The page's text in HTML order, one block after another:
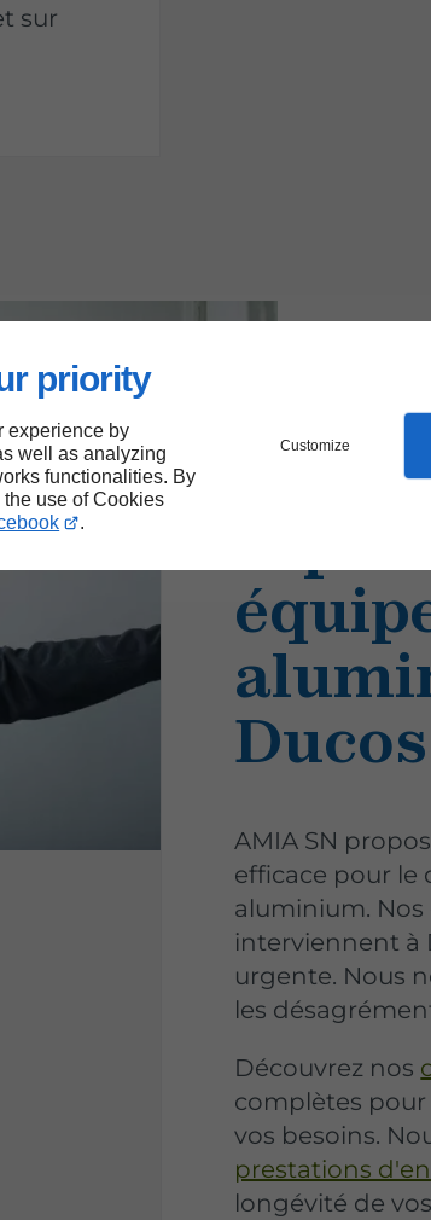
priority
experience by
well as analyzing
functionalities. By
use of Cookies
.
Customize
sur
Ducos
AMIA SN
efficace pour le
aluminium. Nos
interviennent à
urgente. Nous
les
Découvrez nos
complètes
vos besoins.
prestations
longévité de